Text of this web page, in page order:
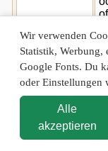
Wir verwenden
Statistik, Werbung,
Google Fonts. Du
oder Einstellungen
Alle
akzeptieren